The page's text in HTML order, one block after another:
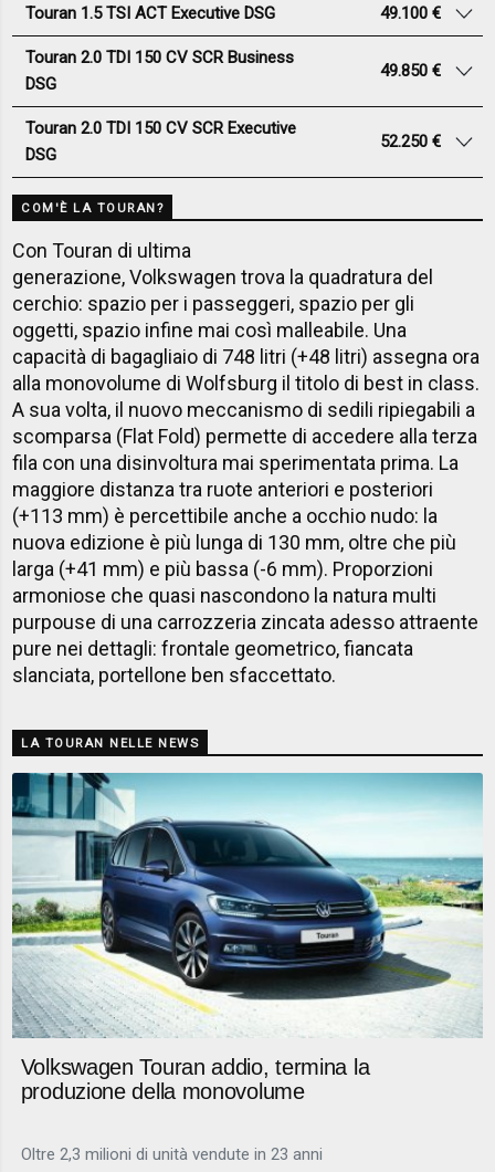
Touran 1.5 TSI ACT Executive DSG 49.100 €
Touran 2.0 TDI 150 CV SCR Business
DSG
49.850 €
Touran 2.0 TDI 150 CV SCR Executive
DSG
52.250 €
COM'È LA TOURAN?
Con Touran di ultima
generazione, Volkswagen trova la quadratura del
cerchio: spazio per i passeggeri, spazio per gli
oggetti, spazio infine mai così malleabile. Una
capacità di bagagliaio di 748 litri (+48 litri) assegna ora
alla monovolume di Wolfsburg il titolo di best in class.
A sua volta, il nuovo meccanismo di sedili ripiegabili a
scomparsa (Flat Fold) permette di accedere alla terza
fila con una disinvoltura mai sperimentata prima. La
maggiore distanza tra ruote anteriori e posteriori
(+113 mm) è percettibile anche a occhio nudo: la
nuova edizione è più lunga di 130 mm, oltre che più
larga (+41 mm) e più bassa (-6 mm). Proporzioni
armoniose che quasi nascondono la natura multi
purpouse di una carrozzeria zincata adesso attraente
pure nei dettagli: frontale geometrico, fiancata
slanciata, portellone ben sfaccettato.
LA TOURAN NELLE NEWS
Volkswagen Touran addio, termina la
produzione della monovolume
Oltre 2,3 milioni di unità vendute in 23 anni